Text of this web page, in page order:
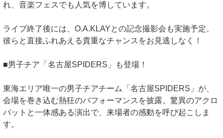
れ、音楽フェスでも人気を博しています。
ライブ終了後には、O.A.KLAYとの記念撮影会も実施予定。
彼らと直接ふれあえる貴重なチャンスをお見逃しなく！
■男子チア「名古屋SPIDERS」も登場！
東海エリア唯一の男子チアチーム「名古屋SPIDERS」が、
会場を巻き込む熱狂のパフォーマンスを披露。驚異のアクロ
バットと一体感ある演出で、来場者の感動を呼び起こしま
す。